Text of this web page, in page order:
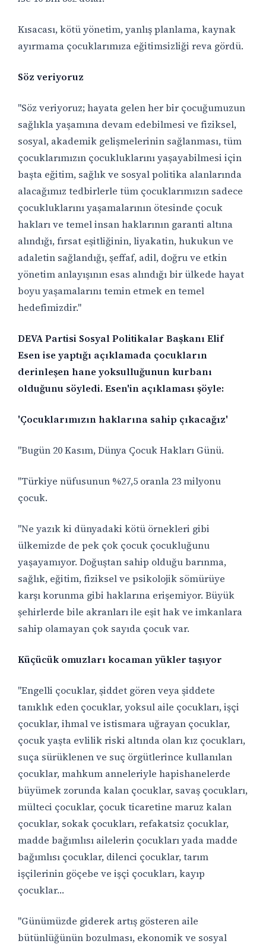
Kısacası, kötü yönetim, yanlış planlama, kaynak
ayırmama çocuklarımıza eğitimsizliği reva gördü.
Söz veriyoruz
"Söz veriyoruz; hayata gelen her bir çocuğumuzun
sağlıkla yaşamına devam edebilmesi ve fiziksel,
sosyal, akademik gelişmelerinin sağlanması, tüm
çocuklarımızın çocukluklarını yaşayabilmesi için
başta eğitim, sağlık ve sosyal politika alanlarında
alacağımız tedbirlerle tüm çocuklarımızın sadece
çocukluklarını yaşamalarının ötesinde çocuk
hakları ve temel insan haklarının garanti altına
alındığı, fırsat eşitliğinin, liyakatin, hukukun ve
adaletin sağlandığı, şeffaf, adil, doğru ve etkin
yönetim anlayışının esas alındığı bir ülkede hayat
boyu yaşamalarını temin etmek en temel
hedefimizdir."
DEVA Partisi Sosyal Politikalar Başkanı Elif
Esen ise yaptığı açıklamada çocukların
derinleşen hane yoksulluğunun kurbanı
olduğunu söyledi. Esen'in açıklaması şöyle:
'Çocuklarımızın haklarına sahip çıkacağız'
"Bugün 20 Kasım, Dünya Çocuk Hakları Günü.
"Türkiye nüfusunun %27,5 oranla 23 milyonu
çocuk.
"Ne yazık ki dünyadaki kötü örnekleri gibi
ülkemizde de pek çok çocuk çocukluğunu
yaşayamıyor. Doğuştan sahip olduğu barınma,
sağlık, eğitim, fiziksel ve psikolojik sömürüye
karşı korunma gibi haklarına erişemiyor. Büyük
şehirlerde bile akranları ile eşit hak ve imkanlara
sahip olamayan çok sayıda çocuk var.
Küçücük omuzları kocaman yükler taşıyor
"Engelli çocuklar, şiddet gören veya şiddete
tanıklık eden çocuklar, yoksul aile çocukları, işçi
çocuklar, ihmal ve istismara uğrayan çocuklar,
çocuk yaşta evlilik riski altında olan kız çocukları,
suça sürüklenen ve suç örgütlerince kullanılan
çocuklar, mahkum anneleriyle hapishanelerde
büyümek zorunda kalan çocuklar, savaş çocukları,
mülteci çocuklar, çocuk ticaretine maruz kalan
çocuklar, sokak çocukları, refakatsiz çocuklar,
madde bağımlısı ailelerin çocukları yada madde
bağımlısı çocuklar, dilenci çocuklar, tarım
işçilerinin göçebe ve işçi çocukları, kayıp
çocuklar…
"Günümüzde giderek artış gösteren aile
bütünlüğünün bozulması, ekonomik ve sosyal